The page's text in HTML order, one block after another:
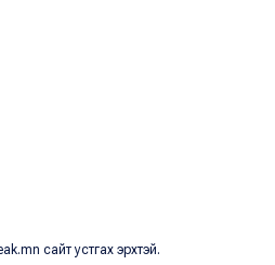
сайт устгах эрхтэй.